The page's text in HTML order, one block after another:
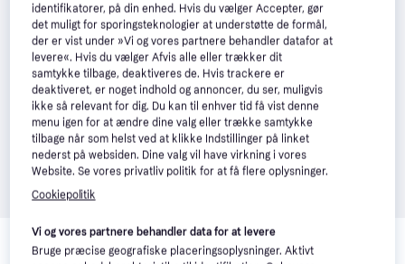
Relaterede produkter
Se vores forslag til andre produkter, der matcher dine
identifikatorer, på din enhed. Hvis du vælger Accepter, gør
det muligt for sporingsteknologier at understøtte de formål,
der er vist under »Vi og vores partnere behandler datafor at
levere«. Hvis du vælger Afvis alle eller trækker dit
samtykke tilbage, deaktiveres de. Hvis trackere er
deaktiveret, er noget indhold og annoncer, du ser, muligvis
ikke så relevant for dig. Du kan til enhver tid få vist denne
menu igen for at ændre dine valg eller trække samtykke
tilbage når som helst ved at klikke Indstillinger på linket
nederst på websiden. Dine valg vil have virkning i vores
Website. Se vores privatliv politik for at få flere oplysninger.
Cookiepolitik
Vi og vores partnere behandler data for at levere
Bruge præcise geografiske placeringsoplysninger. Aktivt